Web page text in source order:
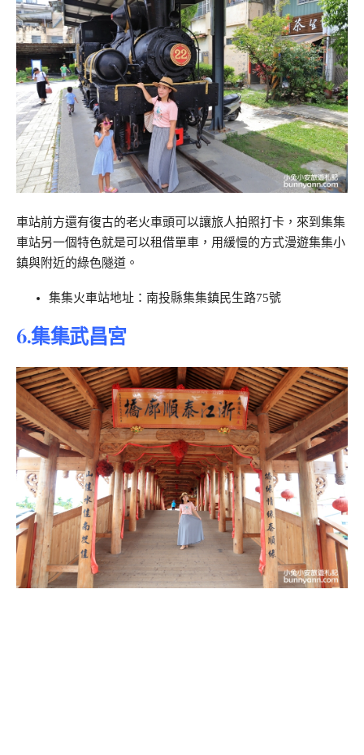
車站前方還有復古的老火車頭可以讓旅人拍照打卡，來到集集
車站另一個特色就是可以租借單車，用緩慢的方式漫遊集集小
鎮與附近的綠色隧道。
集集火車站地址：南投縣集集鎮民生路75號
6.集集武昌宮